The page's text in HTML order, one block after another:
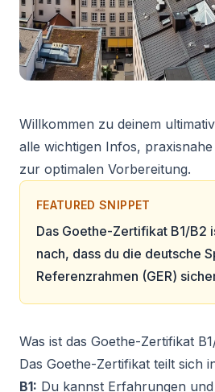
Willkommen zu deinem
alle wichtigen Infos,
zur optimalen Vorbereitung.
FEATURED SNIPPET
Das Goethe-Zertifikat B1/B2
nach, dass du die deutsche
Referenzrahmen (GER)
Was ist das Goethe-Zertifikat
Das Goethe-Zertifikat teilt sich
B1: Du kannst Erfahrungen